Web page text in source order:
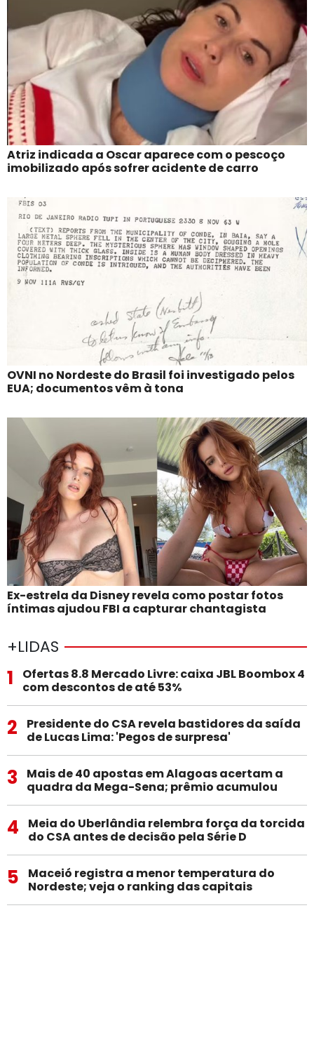
Atriz indicada a Oscar aparece com o pescoço
imobilizado após sofrer acidente de carro
OVNI no Nordeste do Brasil foi investigado pelos
EUA; documentos vêm à tona
Ex-estrela da Disney revela como postar fotos
íntimas ajudou FBI a capturar chantagista
+LIDAS
1
Ofertas 8.8 Mercado Livre: caixa JBL Boombox 4
com descontos de até 53%
2
Presidente do CSA revela bastidores da saída
de Lucas Lima: 'Pegos de surpresa'
3
Mais de 40 apostas em Alagoas acertam a
quadra da Mega-Sena; prêmio acumulou
4
Meia do Uberlândia relembra força da torcida
do CSA antes de decisão pela Série D
5
Maceió registra a menor temperatura do
Nordeste; veja o ranking das capitais